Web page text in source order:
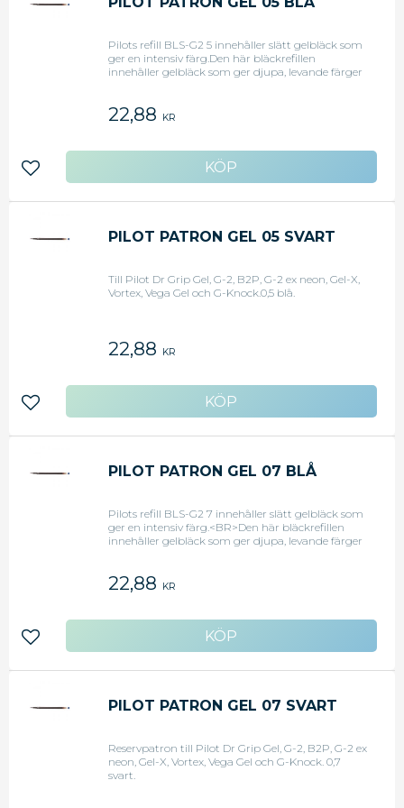
Pilots refill BLS-G2 5 innehåller slätt gelbläck som
ger en intensiv färg.Den här bläckrefillen
innehåller gelbläck som ger djupa, levande färger
att byta: ta ut den färdiganvända patronen och
sätt i refillen. Den har en extra tunn spets på 0,5
daglig användning hemma eller på kontoret.
Med refillen slipper du krånglet med
engångspennor och minskar kostnaderna.BLS-
pennor med 0,5 mm spets: G205 och B2P. Färg:
22,88 KR
Lägg till i favoriter
PILOT PATRON GEL 05 SVART
Till Pilot Dr Grip Gel, G-2, B2P, G-2 ex neon, Gel-X,
Vortex, Vega Gel och G-Knock.0,5 blå.
22,88 KR
Lägg till i favoriter
PILOT PATRON GEL 07 BLÅ
Pilots refill BLS-G2 7 innehåller slätt gelbläck som
ger en intensiv färg.<BR>Den här bläckrefillen
innehåller gelbläck som ger djupa, levande färger
att byta: ta ut den färdiganvända patronen och
sätt i refillen. Den har en tunn spets på 0,7 mm
användning hemma eller på kontoret. Med
refillen slipper du krånglet med pennor som
måste kastas och minskar kostnaderna.BLS-G2 7
spets: Vega-Gel, G207, Urban Pen, G2 Buzz, G2
22,88 KR
Lägg till i favoriter
PILOT PATRON GEL 07 SVART
Reservpatron till Pilot Dr Grip Gel, G-2, B2P, G-2 ex
neon, Gel-X, Vortex, Vega Gel och G-Knock. 0,7
svart.